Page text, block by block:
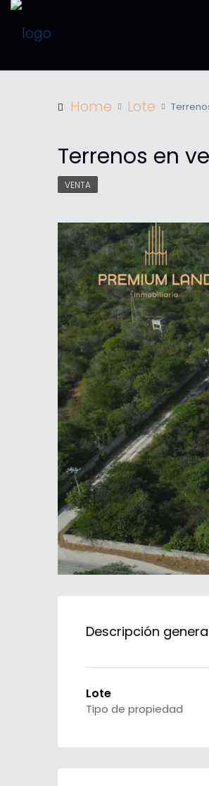
Home Lote
Terrenos en
VENTA
Descripción
Lote
Tipo de propiedad